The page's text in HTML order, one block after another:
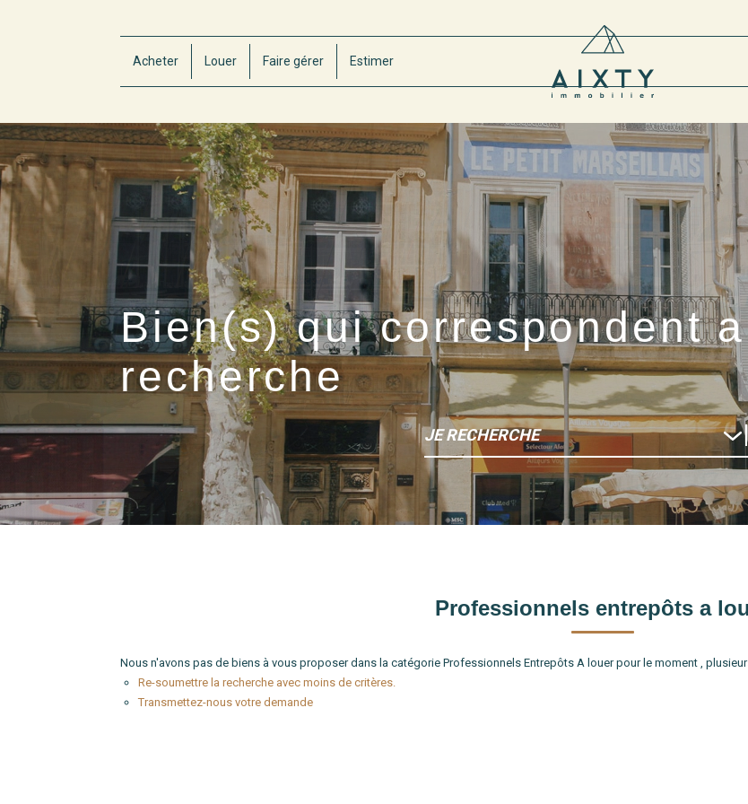
Acheter Louer Faire gérer Estimer
Bien(s) qui correspondent
recherche
JE RECHERCHE
Type de bien Localité
Professionnels entrepôts a
Nous n'avons pas de biens à vous proposer dans la catégorie Professionnels Entrepôts A louer pour le moment ,
Re-soumettre la recherche avec moins de critères.
Transmettez-nous votre demande